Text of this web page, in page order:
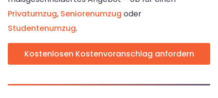
Privatumzug, Seniorenumzug oder
Studentenumzug.
Kostenlosen Kostenvoranschlag anfordern